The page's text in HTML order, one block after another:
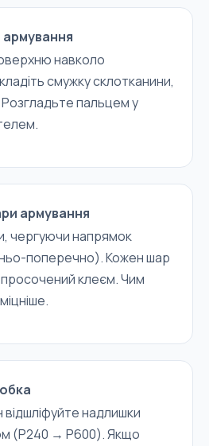
навколо
смужку склотканини,
пальцем у
армування
чергуючи напрямок
поперечно). Кожен шар
клеєм. Чим
надлишки
(P240 → P600). Якщо